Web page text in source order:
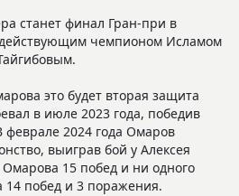
станет финал Гран-при в
действующим чемпионом Исламом
это будет вторая защита
в июле 2023 года, победив
2024 года Омаров
выиграв бой у Алексея
15 побед и ни одного
14 побед и 3 поражения.